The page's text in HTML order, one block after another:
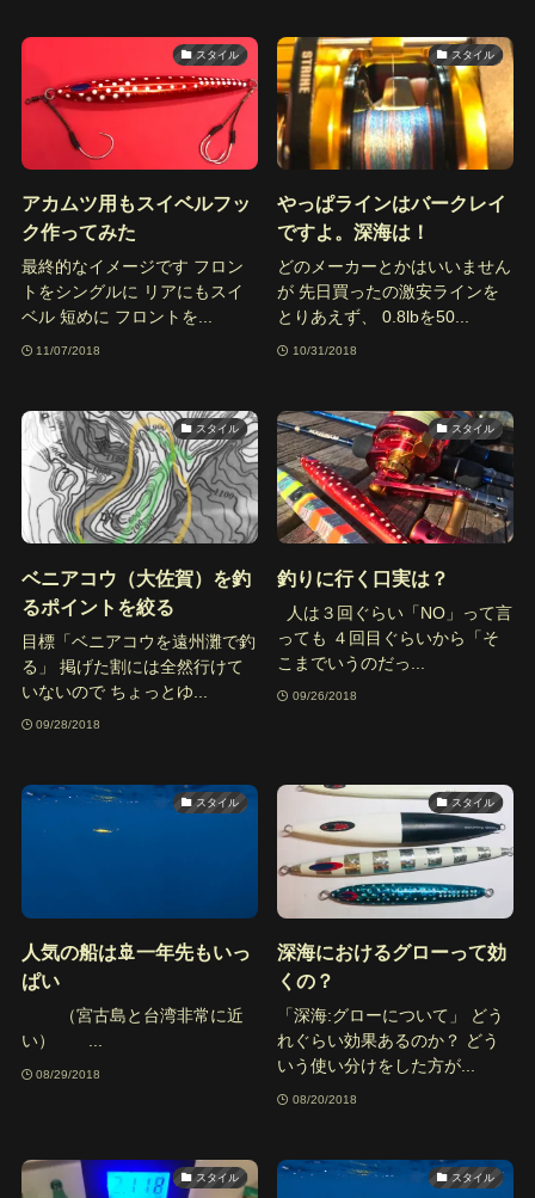
スタイル
アカムツ用もスイベルフッ
ク作ってみた
最終的なイメージです フロン
トをシングルに リアにもスイ
ベル 短めに フロントを...
11/07/2018
スタイル
やっぱラインはバークレイ
ですよ。深海は！
どのメーカーとかはいいません
が 先日買ったの激安ラインを
とりあえず、 0.8lbを50...
10/31/2018
スタイル
ベニアコウ（大佐賀）を釣
るポイントを絞る
目標「ベニアコウを遠州灘で釣
る」 掲げた割には全然行けて
いないので ちょっとゆ...
09/28/2018
スタイル
釣りに行く口実は？
人は３回ぐらい「NO」って言
っても ４回目ぐらいから「そ
こまでいうのだっ...
09/26/2018
スタイル
人気の船は🚢一年先もいっ
ぱい
（宮古島と台湾非常に近
い） ...
08/29/2018
スタイル
深海におけるグローって効
くの？
「深海:グローについて」 どう
れぐらい効果あるのか？ どう
いう使い分けをした方が...
08/20/2018
スタイル スタイル